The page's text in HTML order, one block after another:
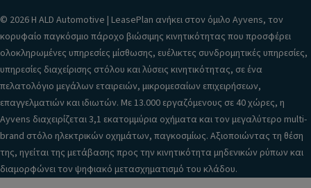
© 2026 H ALD Automotive | LeasePlan ανήκει στον όμιλο Ayvens, τον
κορυφαίο παγκόσμιο πάροχο βιώσιμης κινητικότητας που προσφέρει
ολοκληρωμένες υπηρεσίες μίσθωσης, ευέλικτες συνδρομητικές υπηρεσίες,
υπηρεσίες διαχείρισης στόλου και λύσεις κινητικότητας, σε ένα
πελατολόγιο μεγάλων εταιρειών, μικρομεσαίων επιχειρήσεων,
επαγγελματιών και ιδιωτών. Με 13.000 εργαζόμενους σε 40 χώρες, η
Ayvens διαχειρίζεται 3,1 εκατομμύρια οχήματα και τον μεγαλύτερο multi-
brand στόλο ηλεκτρικών οχημάτων, παγκοσμίως. Αξιοποιώντας τη θέση
της, ηγείται της μετάβασης προς την κινητικότητα μηδενικών ρύπων και
διαμορφώνει τον ψηφιακό μετασχηματισμό του κλάδου.